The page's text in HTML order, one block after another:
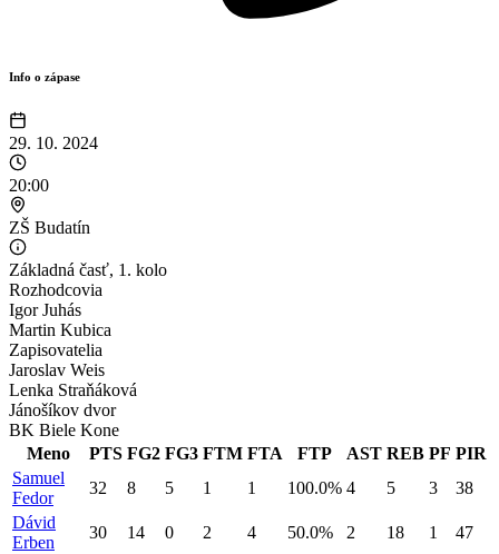
Info o zápase
29. 10. 2024
20:00
ZŠ Budatín
Základná časť, 1. kolo
Rozhodcovia
Igor Juhás
Martin Kubica
Zapisovatelia
Jaroslav Weis
Lenka Straňáková
Jánošíkov dvor
BK Biele Kone
Meno
PTS FG2 FG3 FTM FTA FTP AST REB PF PIR
Samuel
Fedor
32 8 5 1 1 100.0% 4 5 3
38
Dávid
Erben
30 14 0 2 4 50.0% 2 18 1
47